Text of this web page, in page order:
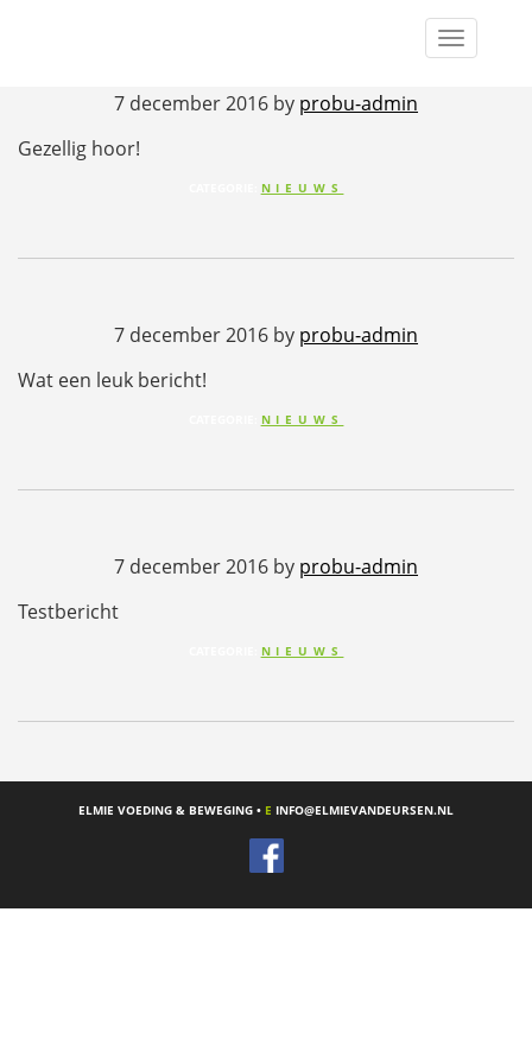
Toggle
7 december 2016 by probu-admin
Gezellig hoor!
NIEUWS
7 december 2016 by probu-admin
Wat een leuk bericht!
NIEUWS
7 december 2016 by probu-admin
Testbericht
NIEUWS
ELMIE VOEDING & BEWEGING • E INFO@ELMIEVANDEURSEN.NL